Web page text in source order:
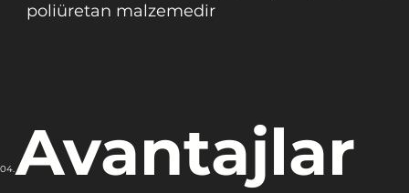
0
poliüretan malzemedir
Avantajlar
04.